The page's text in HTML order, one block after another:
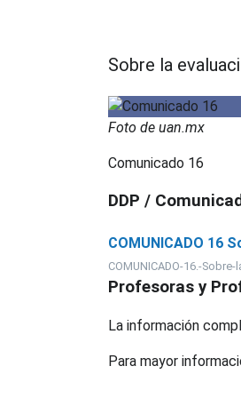
Sobre la
Foto de uan.mx
Comunicado 16
DDP /
COMUNICADO 16
COMUNICADO-16.-
Profesoras y
La información
Para mayor